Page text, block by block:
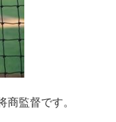
商監督です。